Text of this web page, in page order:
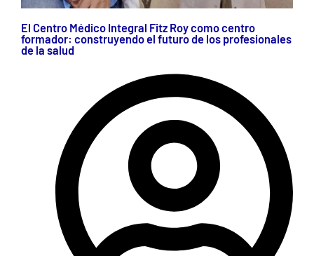
El Centro Médico Integral Fitz Roy como centro
formador: construyendo el futuro de los profesionales
de la salud